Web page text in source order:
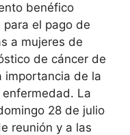
benéfico
el pago de
a mujeres de
de cáncer de
importancia de la
La
28 de julio
reunión y a las